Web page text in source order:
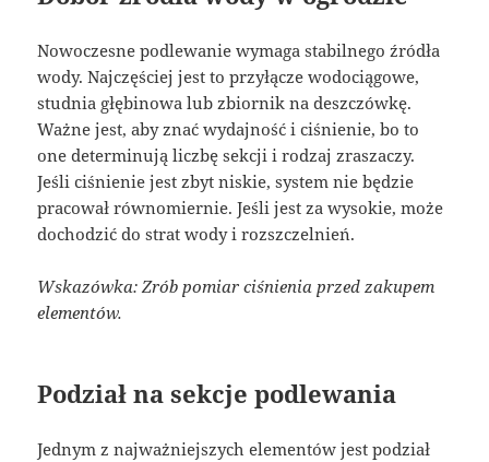
Nowoczesne podlewanie wymaga stabilnego źródła
wody. Najczęściej jest to przyłącze wodociągowe,
studnia głębinowa lub zbiornik na deszczówkę.
Ważne jest, aby znać wydajność i ciśnienie, bo to
one determinują liczbę sekcji i rodzaj zraszaczy.
Jeśli ciśnienie jest zbyt niskie, system nie będzie
pracował równomiernie. Jeśli jest za wysokie, może
dochodzić do strat wody i rozszczelnień.
Wskazówka: Zrób pomiar ciśnienia przed zakupem
elementów.
Podział na sekcje podlewania
Jednym z najważniejszych elementów jest podział